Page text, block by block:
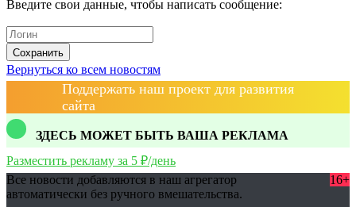
Введите свои данные, чтобы написать сообщение:
Сохранить
Вернуться ко всем новостям
Поддержать наш проект для развития
сайта
ЗДЕСЬ МОЖЕТ БЫТЬ ВАША РЕКЛАМА
Разместить рекламу за 5 ₽/день
Все новости добавляются в наш агрегатор
автоматически без ручного вмешательства.
16+